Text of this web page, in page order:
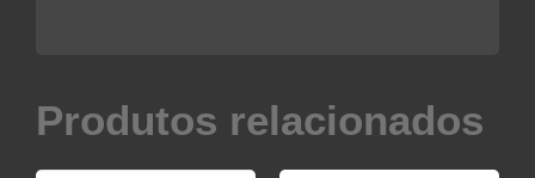
Produtos relacionados